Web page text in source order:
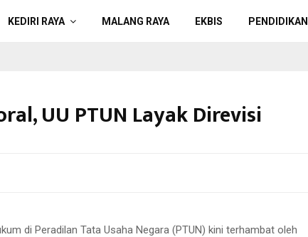
KEDIRI RAYA MALANG RAYA EKBIS PENDIDIKAN
UU PTUN Layak Direvisi
di Peradilan Tata Usaha Negara (PTUN) kini terhambat oleh